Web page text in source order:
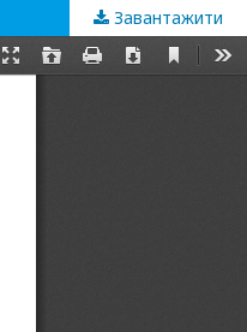
Завантажити